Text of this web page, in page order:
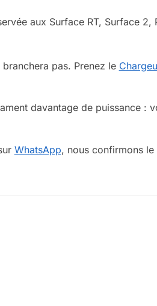
aux Surface RT, Surface 2,
branchera pas. Prenez le
davantage de puissance :
WhatsApp, nous confirmons le